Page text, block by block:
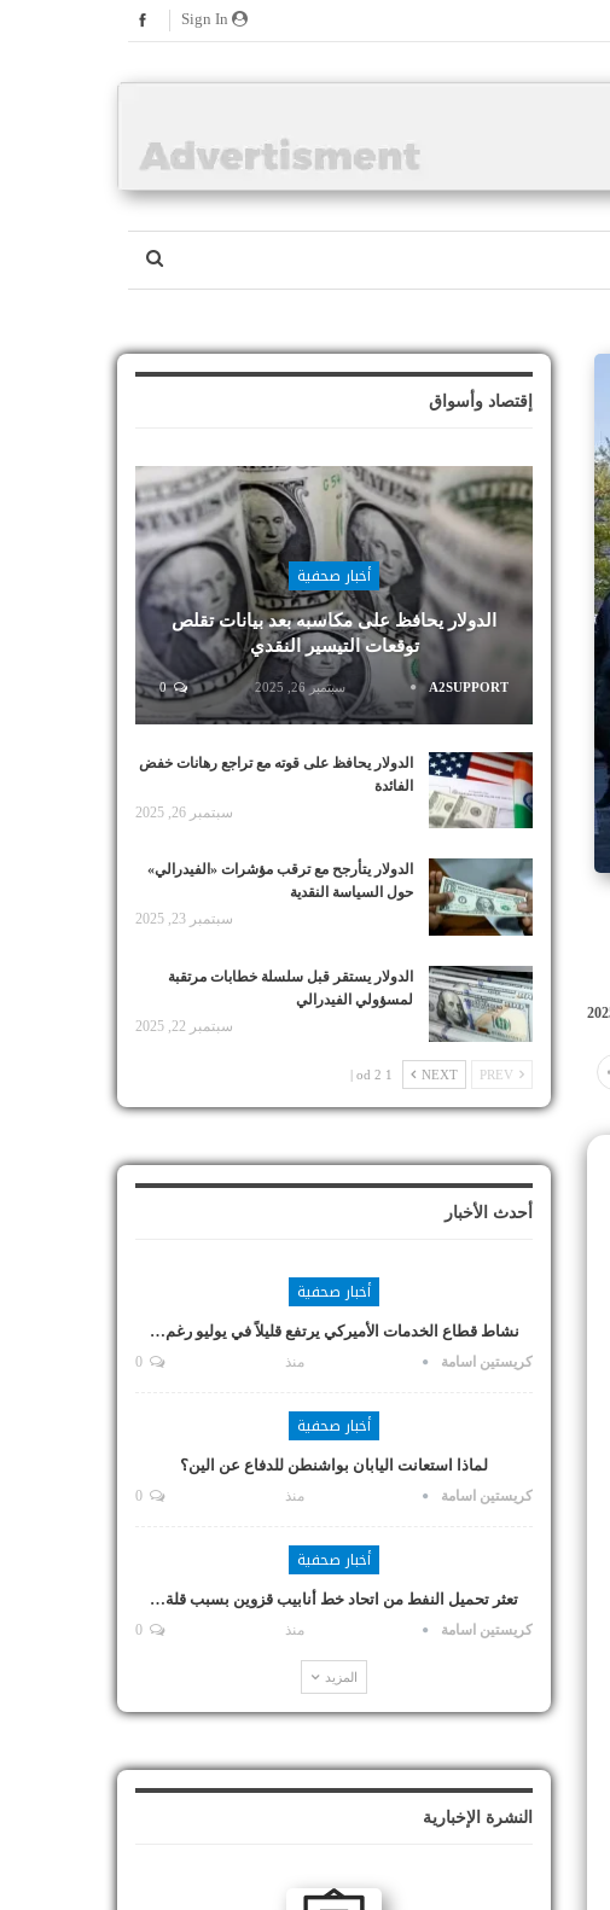
إقتصاد وأسواق
أخبار صحفية
الدولار يحافظ على مكاسبه بعد بيانات تقلص
توقعات التيسير النقدي
A2SUPPORT سبتمبر 26, 2025 0
الدولار يحافظ على قوته مع تراجع رهانات خفض
الفائدة
سبتمبر 26, 2025
الدولار يتأرجح مع ترقب مؤشرات «الفيدرالي»
حول السياسة النقدية
سبتمبر 23, 2025
الدولار يستقر قبل سلسلة خطابات مرتقبة
لمسؤولي الفيدرالي
سبتمبر 22, 2025
NEXT
1 od 2 |
أحدث الأخبار
أخبار صحفية
نشاط قطاع الخدمات الأميركي يرتفع قليلاً في يوليو رغم…
كريستين اسامة منذ
أخبار صحفية
لماذا استعانت اليابان بواشنطن للدفاع عن الين؟
كريستين اسامة منذ
أخبار صحفية
تعثر تحميل النفط من اتحاد خط أنابيب قزوين بسبب قلة…
كريستين اسامة منذ
المزيد
النشرة الإخبارية